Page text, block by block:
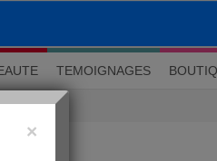
M'inscrire| Me connecter|
TEMOIGNAGES
×